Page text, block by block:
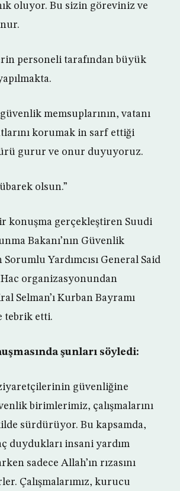
oluyor. Bu sizin göreviniz ve
personeli tarafından büyük
memsuplarının, vatanı
korumak in sarf ettiği
gurur ve onur duyuyoruz.
olsun.”
konuşma gerçekleştiren Suudi
Bakanı’nın Güvenlik
Yardımcısı General Said
organizasyonundan
Selman’ı Kurban Bayramı
tebrik etti.
şunları söyledi:
ziyaretçilerinin güvenliğine
birimlerimiz, çalışmalarını
sürdürüyor. Bu kapsamda,
duydukları insani yardım
sadece Allah’ın rızasını
Çalışmalarımız, kurucu